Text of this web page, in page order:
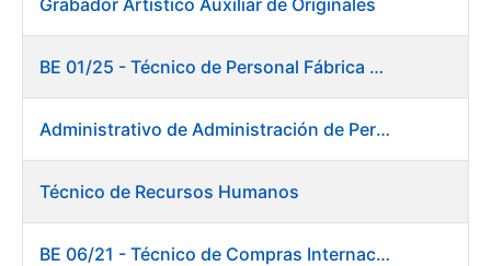
Grabador Artístico Auxiliar de Originales
BE 01/25 - Técnico de Personal Fábrica de Papel
Administrativo de Administración de Personal
Técnico de Recursos Humanos
BE 06/21 - Técnico de Compras Internacional